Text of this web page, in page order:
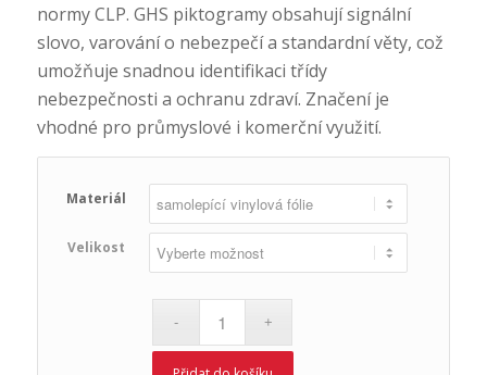
normy CLP. GHS piktogramy obsahují signální
slovo, varování o nebezpečí a standardní věty, což
umožňuje snadnou identifikaci třídy
nebezpečnosti a ochranu zdraví. Značení je
vhodné pro průmyslové i komerční využití.
Materiál
Velikost